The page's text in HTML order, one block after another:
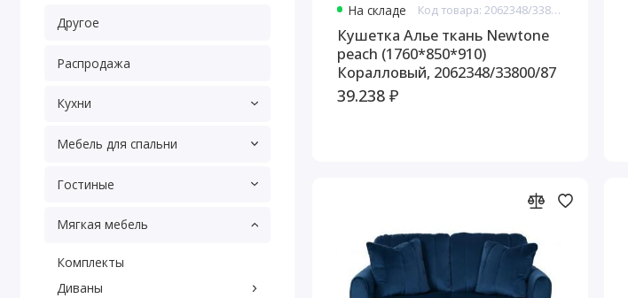
Другое
Распродажа
Кухни
Мебель для спальни
Гостиные
Мягкая мебель
Комплекты
Диваны
На складе Код товара: 2062348/33800/87
Кушетка Алье ткань Newtone
peach (1760*850*910)
Коралловый, 2062348/33800/87
39.238 ₽